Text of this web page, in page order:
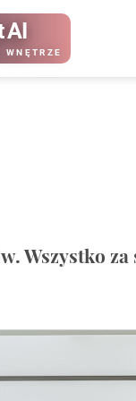
AI
WNĘTRZE
Wszystko za